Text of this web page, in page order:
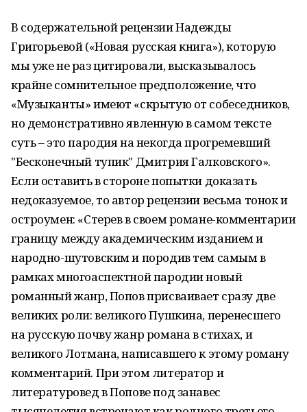
В содержательной рецензии Надежды
Григорьевой («Новая русская книга»), которую
мы уже не раз цитировали, высказывалось
крайне сомнительное предположение, что
«Музыканты» имеют «скрытую от собеседников,
но демонстративно явленную в самом тексте
суть – это пародия на некогда прогремевший
"Бесконечный тупик" Дмитрия Галковского».
Если оставить в стороне попытки доказать
недоказуемое, то автор рецензии весьма тонок и
остроумен: «Стерев в своем романе-комментарии
границу между академическим изданием и
народно-шутовским и породив тем самым в
рамках многоаспектной пародии новый
романный жанр, Попов присваивает сразу две
великих роли: великого Пушкина, перенесшего
на русскую почву жанр романа в стихах, и
великого Лотмана, написавшего к этому роману
комментарий. При этом литератор и
литературовед в Попове под занавес